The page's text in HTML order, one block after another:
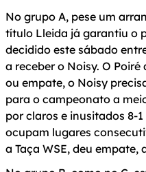
No grupo A, pese um
título Lleida já garantiu o
decidido este sábado
a receber o Noisy. O
ou empate, o Noisy
para o campeonato a
por claros e inusitados 8-
ocupam lugares
a Taça WSE, deu empate,